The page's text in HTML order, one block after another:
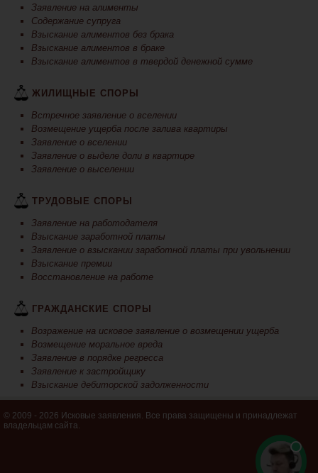
Заявление на алименты
Содержание супруга
Взыскание алиментов без брака
Взыскание алиментов в браке
Взыскание алиментов в твердой денежной сумме
ЖИЛИЩНЫЕ СПОРЫ
Встречное заявление о вселении
Возмещение ущерба после залива квартиры
Заявление о вселении
Заявление о выделе доли в квартире
Заявление о выселении
ТРУДОВЫЕ СПОРЫ
Заявление на работодателя
Взыскание заработной платы
Заявление о взыскании заработной платы при увольнении
Взыскание премии
Восстановление на работе
ГРАЖДАНСКИЕ СПОРЫ
Возражение на исковое заявление о возмещении ущерба
Возмещение моральное вреда
Заявление в порядке регресса
Заявление к застройщику
Взыскание дебиторской задолженности
© 2009 - 2026 Исковые заявления. Все права защищены и принадлежат
владельцам сайта.